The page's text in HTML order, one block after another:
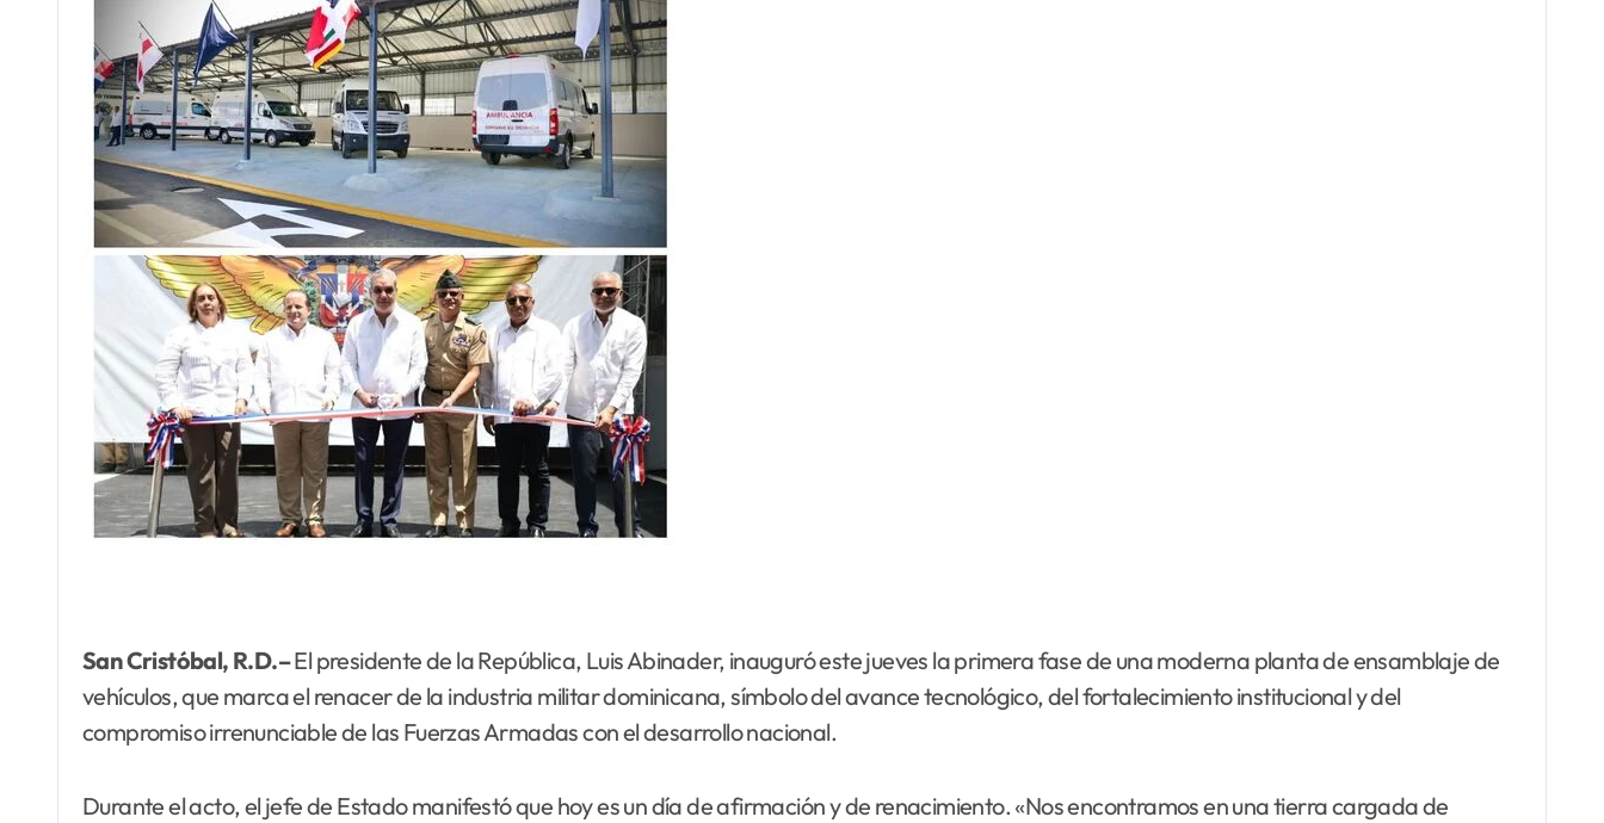
San Cristóbal, R.D.–El presidente de la República, Luis Abinader, inauguró este jueves la primera fase de una moderna planta de ensamblaje de
vehículos, que marca el renacer de la industria militar dominicana, símbolo del avance tecnológico, del fortalecimiento institucional y del
compromiso irrenunciable de las Fuerzas Armadas con el desarrollo nacional.
Durante el acto, el jefe de Estado manifestó que hoy es un día de afirmación y de renacimiento. «Nos encontramos en una tierra cargada de